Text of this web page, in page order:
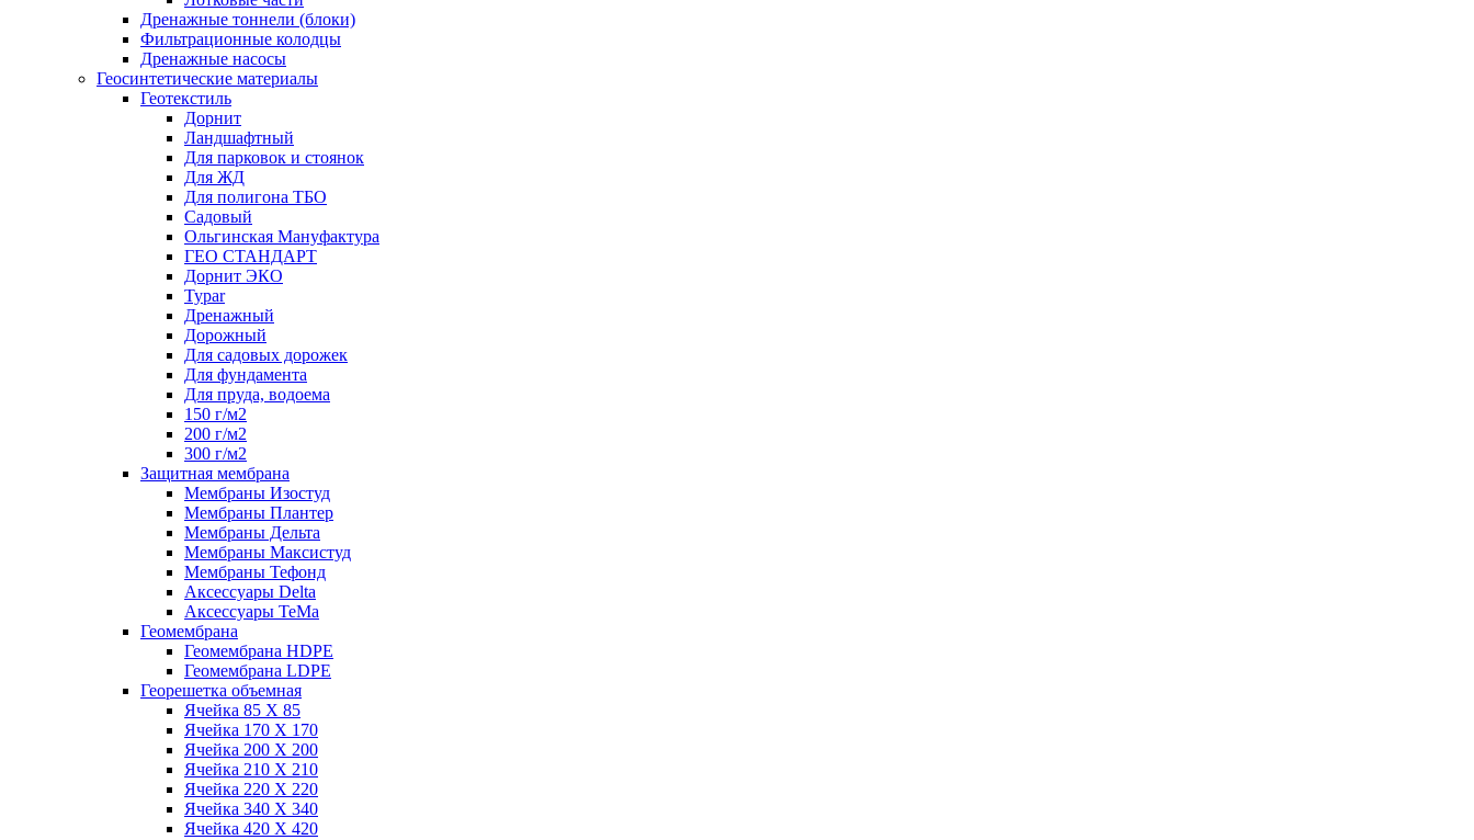
Дренажные тоннели (блоки)
Фильтрационные колодцы
Дренажные насосы
Геосинтетические материалы
Геотекстиль
Дорнит
Ландшафтный
Для парковок и стоянок
Для ЖД
Для полигона ТБО
Садовый
Ольгинская Мануфактура
ГЕО СТАНДАРТ
Дорнит ЭКО
Typar
Дренажный
Дорожный
Для садовых дорожек
Для фундамента
Для пруда, водоема
150 г/м2
200 г/м2
300 г/м2
Защитная мембрана
Мембраны Изостуд
Мембраны Плантер
Мембраны Дельта
Мембраны Максистуд
Мембраны Тефонд
Аксессуары Delta
Аксессуары TeMa
Геомембрана
Геомембрана HDPE
Геомембрана LDPE
Георешетка объемная
Ячейка 85 Х 85
Ячейка 170 Х 170
Ячейка 200 Х 200
Ячейка 210 Х 210
Ячейка 220 Х 220
Ячейка 340 Х 340
Ячейка 420 Х 420